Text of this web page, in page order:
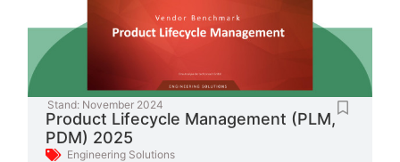
Stand: November 2024
Product Lifecycle Management (PLM,
PDM) 2025
Engineering Solutions